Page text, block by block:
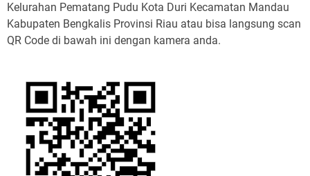
Kelurahan Pematang Pudu Kota Duri Kecamatan Mandau
Kabupaten Bengkalis Provinsi Riau atau bisa langsung scan
QR Code di bawah ini dengan kamera anda.